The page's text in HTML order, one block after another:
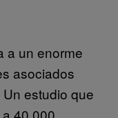
a un enorme
asociados
estudio que
40.000